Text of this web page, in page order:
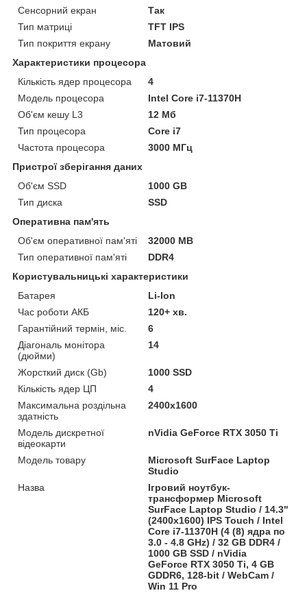
Сенсорний екран
Так
Тип матриці
TFT IPS
Тип покриття екрану
Матовий
Характеристики процесора
Кількість ядер процесора
4
Модель процесора
Intel Core i7-11370H
Об'єм кешу L3
12 Мб
Тип процесора
Core i7
Частота процесора
3000 МГц
Пристрої зберігання даних
Об'єм SSD
1000 GB
Тип диска
SSD
Оперативна пам'ять
Об'єм оперативної пам'яті
32000 MB
Тип оперативної пам'яті
DDR4
Користувальницькі характеристики
Батарея
Li-Ion
Час роботи АКБ
120+ хв.
Гарантійний термін, міс.
6
Діагональ монітора
(дюйми)
14
Жорсткий диск (Gb)
1000 SSD
Кількість ядер ЦП
4
Максимальна роздільна
здатність
2400x1600
Модель дискретної
відеокарти
nVidia GeForce RTX 3050 Ti
Модель товару
Microsoft SurFace Laptop
Studio
Назва
Ігровий ноутбук-
трансформер Microsoft
SurFace Laptop Studio / 14.3"
(2400x1600) IPS Touch / Intel
Core i7-11370H (4 (8) ядра по
3.0 - 4.8 GHz) / 32 GB DDR4 /
1000 GB SSD / nVidia
GeForce RTX 3050 Ti, 4 GB
GDDR6, 128-bit / WebCam /
Win 11 Pro